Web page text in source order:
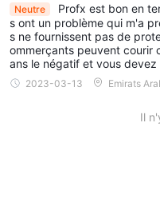
Neutre
Profx est bon en
s ont un problème qui m'a
s ne fournissent pas de
ommerçants peuvent courir
ans le négatif et vous devez
?
2023-03-13 Emirats
Il